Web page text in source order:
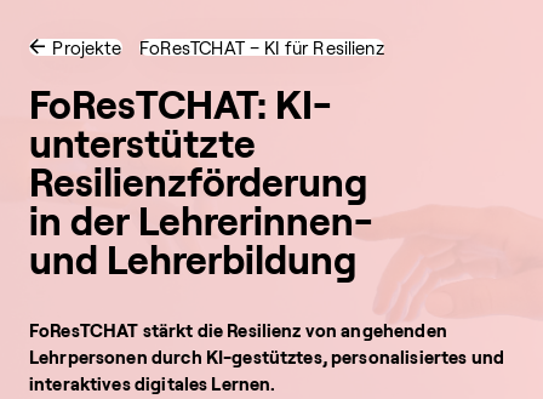
Projekte FoResTCHAT – KI für Resilienz
FoResTCHAT: KI-
unterstützte
Resilienzförderung
in der Lehrerinnen-
und Lehrerbildung
FoResTCHAT stärkt die Resilienz von angehenden
Lehrpersonen durch KI-gestütztes, personalisiertes und
interaktives digitales Lernen.